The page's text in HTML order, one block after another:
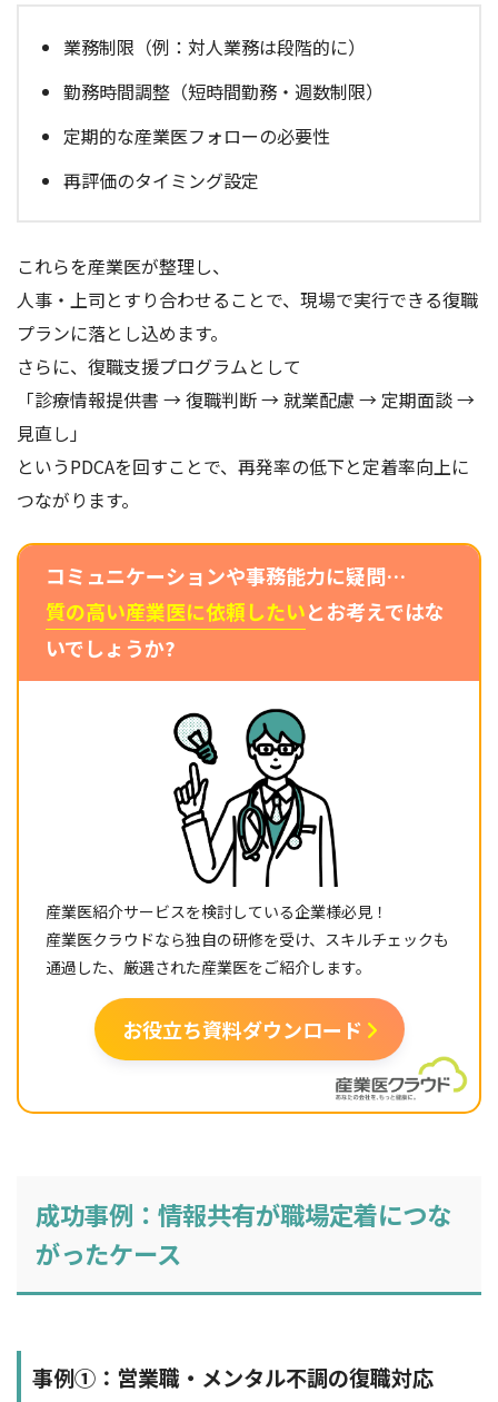
業務制限（例：対人業務は段階的に）
勤務時間調整（短時間勤務・週数制限）
定期的な産業医フォローの必要性
再評価のタイミング設定
これらを産業医が整理し、
人事・上司とすり合わせることで、現場で実行できる復職
プランに落とし込めます。
さらに、復職支援プログラムとして
「診療情報提供書 → 復職判断 → 就業配慮 → 定期面談 →
見直し」
というPDCAを回すことで、再発率の低下と定着率向上に
つながります。
コミュニケーションや事務能力に疑問…
質の高い産業医に依頼したいとお考えではな
いでしょうか?
産業医紹介サービスを検討している企業様必見！
産業医クラウドなら独自の研修を受け、スキルチェックも
通過した、厳選された産業医をご紹介します。
お役立ち資料ダウンロード
成功事例：情報共有が職場定着につな
がったケース
事例①：営業職・メンタル不調の復職対応